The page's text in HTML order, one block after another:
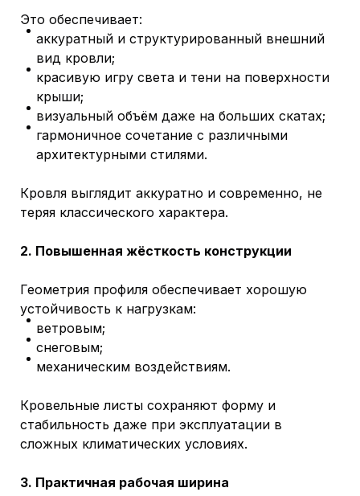
Это обеспечивает:
аккуратный и структурированный внешний
вид кровли;
красивую игру света и тени на поверхности
крыши;
визуальный объём даже на больших скатах;
гармоничное сочетание с различными
архитектурными стилями.
Кровля выглядит аккуратно и современно, не
теряя классического характера.
2. Повышенная жёсткость конструкции
Геометрия профиля обеспечивает хорошую
устойчивость к нагрузкам:
ветровым;
снеговым;
механическим воздействиям.
Кровельные листы сохраняют форму и
стабильность даже при эксплуатации в
сложных климатических условиях.
3. Практичная рабочая ширина